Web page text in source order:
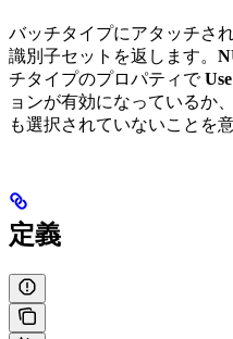
バッチタイプにアタッチさ
識別子セットを返します。
チタイプのプロパティで
ョンが有効になっているか
も選択されていないことを
定義